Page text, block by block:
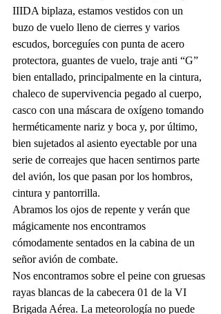
IIIDA biplaza, estamos vestidos con un
buzo de vuelo lleno de cierres y varios
escudos, borceguíes con punta de acero
protectora, guantes de vuelo, traje anti “G”
bien entallado, principalmente en la cintura,
chaleco de supervivencia pegado al cuerpo,
casco con una máscara de oxígeno tomando
herméticamente nariz y boca y, por último,
bien sujetados al asiento eyectable por una
serie de correajes que hacen sentirnos parte
del avión, los que pasan por los hombros,
cintura y pantorrilla.
Abramos los ojos de repente y verán que
mágicamente nos encontramos
cómodamente sentados en la cabina de un
señor avión de combate.
Nos encontramos sobre el peine con gruesas
rayas blancas de la cabecera 01 de la VI
Brigada Aérea. La meteorología no puede